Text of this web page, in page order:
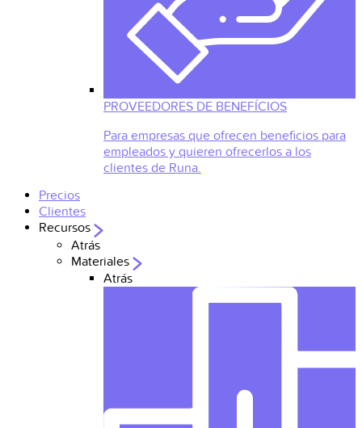
PROVEEDORES DE BENEFÍCIOS
Para empresas que ofrecen beneficios para
empleados y quieren ofrecerlos a los
clientes de Runa.
Precios
Clientes
Recursos
Atrás
Materiales
Atrás